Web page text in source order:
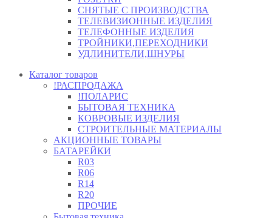
СНЯТЫЕ С ПРОИЗВОДСТВА
ТЕЛЕВИЗИОННЫЕ ИЗДЕЛИЯ
ТЕЛЕФОННЫЕ ИЗДЕЛИЯ
ТРОЙНИКИ,ПЕРЕХОДНИКИ
УДЛИНИТЕЛИ,ШНУРЫ
Каталог товаров
!РАСПРОДАЖА
!ПОЛАРИС
БЫТОВАЯ ТЕХНИКА
КОВРОВЫЕ ИЗДЕЛИЯ
СТРОИТЕЛЬНЫЕ МАТЕРИАЛЫ
АКЦИОННЫЕ ТОВАРЫ
БАТАРЕЙКИ
R03
R06
R14
R20
ПРОЧИЕ